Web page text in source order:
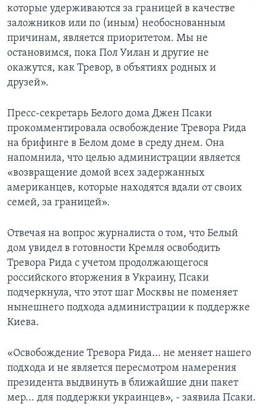
которые удерживаются за границей в качестве
заложников или по (иным) необоснованным
причинам, является приоритетом. Мы не
остановимся, пока Пол Уилан и другие не
окажутся, как Тревор, в объятиях родных и
друзей».
Пресс-секретарь Белого дома Джен Псаки
прокомментировала освобождение Тревора Рида
на брифинге в Белом доме в среду днем. Она
напомнила, что целью администрации является
«возвращение домой всех задержанных
американцев, которые находятся вдали от своих
семей, за границей».
Отвечая на вопрос журналиста о том, что Белый
дом увидел в готовности Кремля освободить
Тревора Рида с учетом продолжающегося
российского вторжения в Украину, Псаки
подчеркнула, что этот шаг Москвы не поменяет
нынешнего подхода администрации к поддержке
Киева.
«Освобождение Тревора Рида... не меняет нашего
подхода и не является пересмотром намерения
президента выдвинуть в ближайшие дни пакет
мер... для поддержки украинцев», - заявила Псаки.